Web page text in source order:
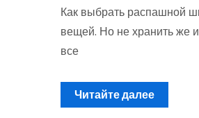
Как выбрать распашной
вещей. Но не хранить же
все
Читайте далее